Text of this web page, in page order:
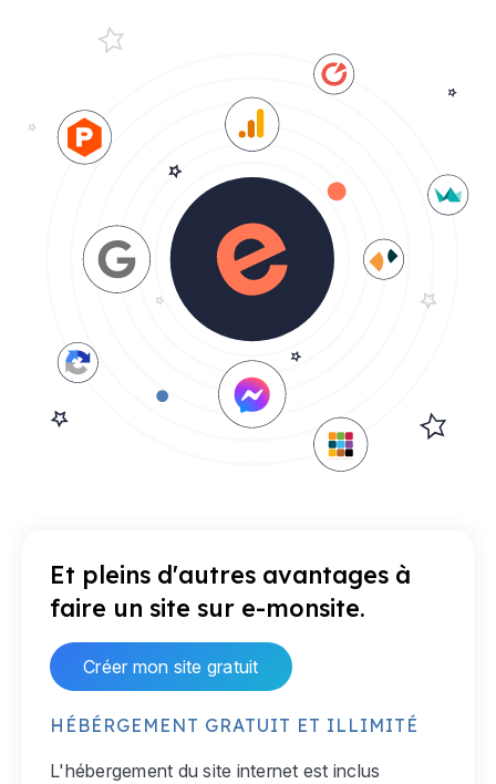
Et pleins d'autres avantages à
faire un site sur e-monsite.
Créer mon site gratuit
HÉBÉRGEMENT GRATUIT ET ILLIMITÉ
L'hébergement du site internet est inclus